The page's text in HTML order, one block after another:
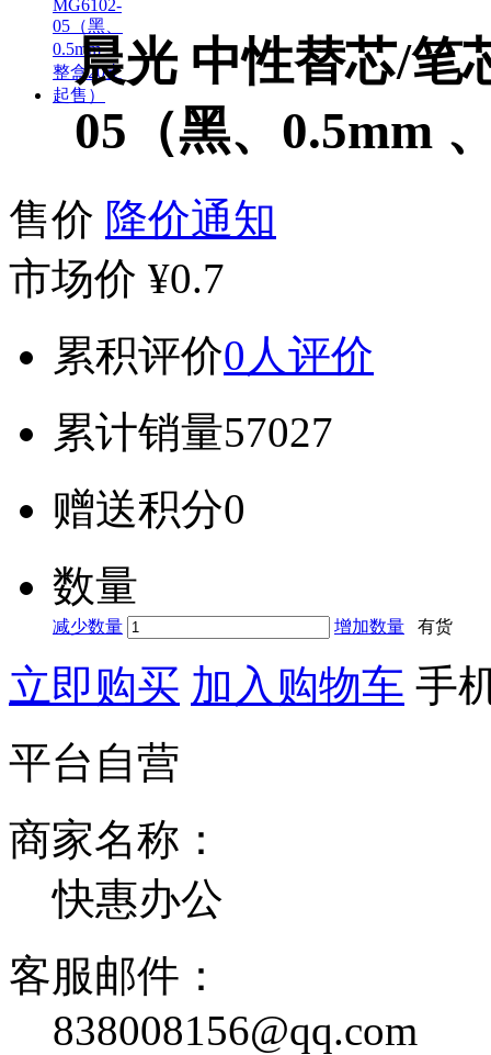
晨光 中性替芯/笔
05（黑、0.5mm
售价 降价通知
市场价 ¥0.7
累积评价0人评价
累计销量57027
赠送积分0
数量
减少数量 增加数量 有货
立即购买 加入购物车 手
平台自营
商家名称：
快惠办公
客服邮件：
838008156@qq.com